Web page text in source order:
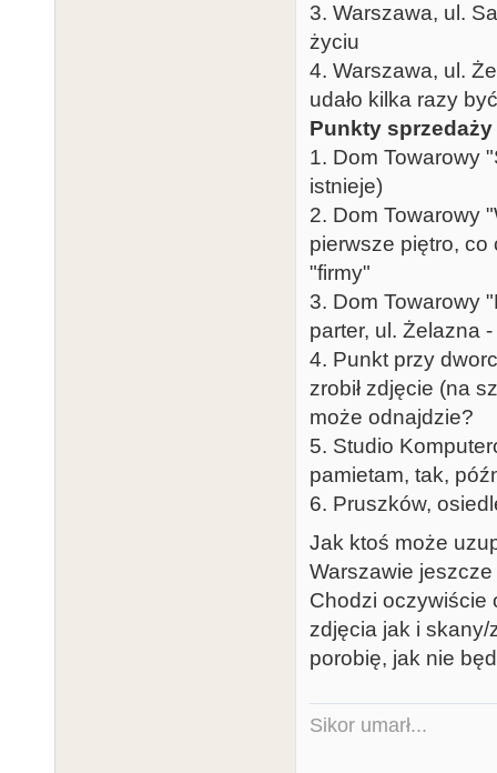
3. Warszawa, ul.
życiu
4. Warszawa, ul.
udało kilka razy być
Punkty sprzedaży
1. Dom Towarowy
istnieje)
2. Dom Towarowy
pierwsze piętro, co
"firmy"
3. Dom Towarowy
parter, ul. Żelazna
4. Punkt przy
zrobił zdjęcie (na
może odnajdzie?
5. Studio
pamietam, tak,
6. Pruszków,
Jak ktoś może
Warszawie
Chodzi oczywiście
zdjęcia jak i skany/
porobię, jak nie
Sikor umarł...